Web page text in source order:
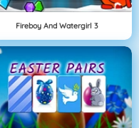
Fireboy And Watergirl 3